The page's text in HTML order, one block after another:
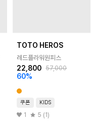
TOTO HEROS
레드플라워원피스
22,800 57,000
60%
쿠폰 KIDS
1 5 (1)